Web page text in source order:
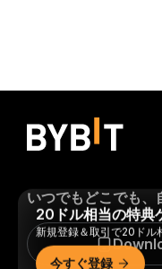
いつでもどこでも、
20ドル相当の特典
新規登録＆取引で20ドル
今すぐ登録